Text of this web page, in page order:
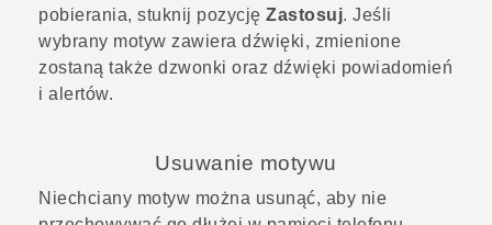
pobierania, stuknij pozycję Zastosuj. Jeśli
wybrany motyw zawiera dźwięki, zmienione
zostaną także dzwonki oraz dźwięki powiadomień
i alertów.
Usuwanie motywu
Niechciany motyw można usunąć, aby nie